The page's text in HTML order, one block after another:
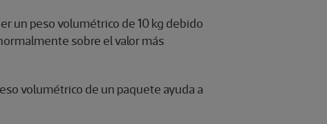
un peso volumétrico de 10 kg debido
sobre el valor más
volumétrico de un paquete ayuda a